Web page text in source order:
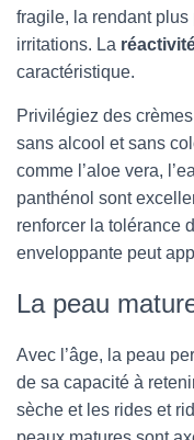
fragile, la rendant
irritations. La
caractéristique.
Privilégiez des
sans alcool et sans
comme l’aloe vera,
panthénol sont
renforcer la tolérance
enveloppante peut
La peau
Avec l’âge, la peau
de sa capacité à
sèche et les rides et